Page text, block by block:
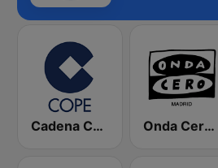
Cadena COPE Onda Cero Madrid